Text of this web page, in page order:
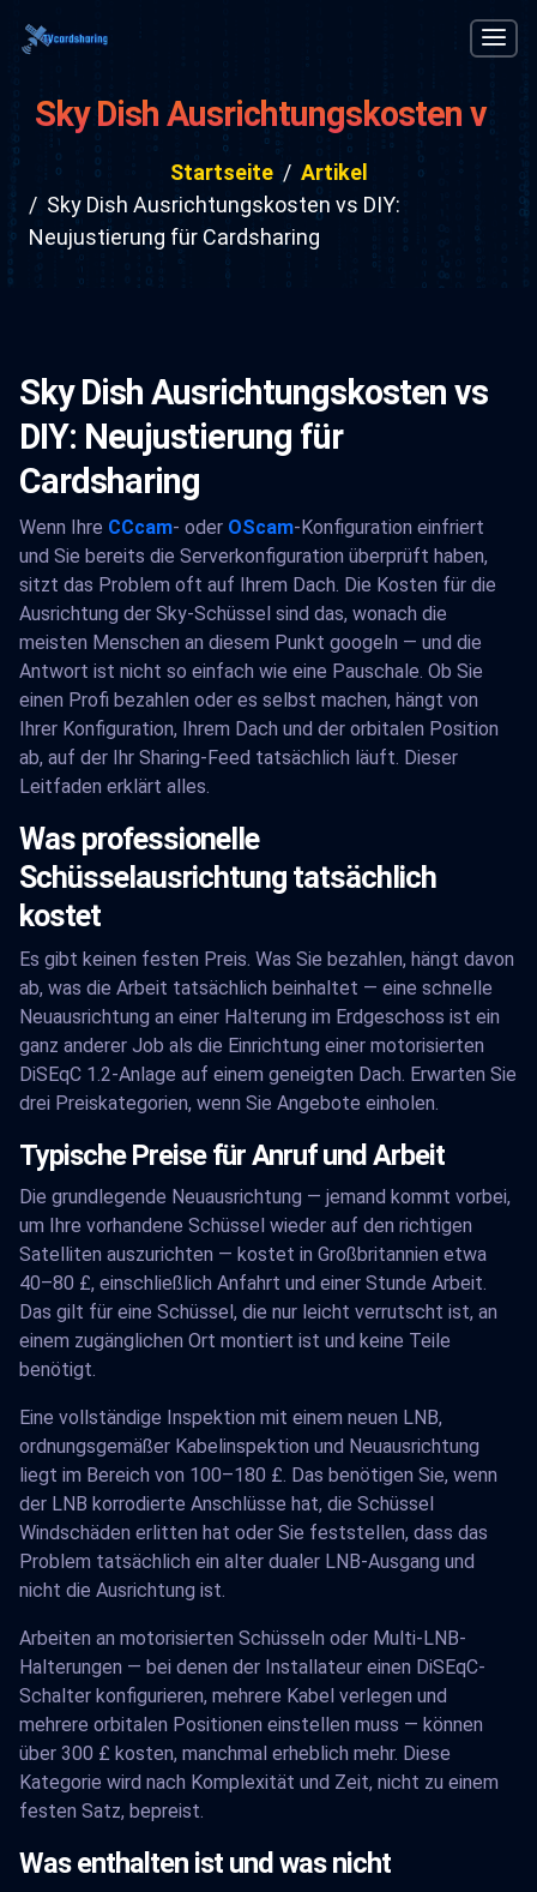
Sky Dish Ausrichtungskosten vs
DIY: Neujustierung für
Cardsharing
Startseite
Artikel
Sky Dish Ausrichtungskosten vs DIY:
Neujustierung für Cardsharing
Sky Dish Ausrichtungskosten vs
DIY: Neujustierung für
Cardsharing
Wenn Ihre CCcam- oder OScam-Konfiguration einfriert
und Sie bereits die Serverkonfiguration überprüft haben,
sitzt das Problem oft auf Ihrem Dach. Die Kosten für die
Ausrichtung der Sky-Schüssel sind das, wonach die
meisten Menschen an diesem Punkt googeln — und die
Antwort ist nicht so einfach wie eine Pauschale. Ob Sie
einen Profi bezahlen oder es selbst machen, hängt von
Ihrer Konfiguration, Ihrem Dach und der orbitalen Position
ab, auf der Ihr Sharing-Feed tatsächlich läuft. Dieser
Leitfaden erklärt alles.
Was professionelle
Schüsselausrichtung tatsächlich
kostet
Es gibt keinen festen Preis. Was Sie bezahlen, hängt davon
ab, was die Arbeit tatsächlich beinhaltet — eine schnelle
Neuausrichtung an einer Halterung im Erdgeschoss ist ein
ganz anderer Job als die Einrichtung einer motorisierten
DiSEqC 1.2-Anlage auf einem geneigten Dach. Erwarten Sie
drei Preiskategorien, wenn Sie Angebote einholen.
Typische Preise für Anruf und Arbeit
Die grundlegende Neuausrichtung — jemand kommt vorbei,
um Ihre vorhandene Schüssel wieder auf den richtigen
Satelliten auszurichten — kostet in Großbritannien etwa
40–80 £, einschließlich Anfahrt und einer Stunde Arbeit.
Das gilt für eine Schüssel, die nur leicht verrutscht ist, an
einem zugänglichen Ort montiert ist und keine Teile
benötigt.
Eine vollständige Inspektion mit einem neuen LNB,
ordnungsgemäßer Kabelinspektion und Neuausrichtung
liegt im Bereich von 100–180 £. Das benötigen Sie, wenn
der LNB korrodierte Anschlüsse hat, die Schüssel
Windschäden erlitten hat oder Sie feststellen, dass das
Problem tatsächlich ein alter dualer LNB-Ausgang und
nicht die Ausrichtung ist.
Arbeiten an motorisierten Schüsseln oder Multi-LNB-
Halterungen — bei denen der Installateur einen DiSEqC-
Schalter konfigurieren, mehrere Kabel verlegen und
mehrere orbitalen Positionen einstellen muss — können
über 300 £ kosten, manchmal erheblich mehr. Diese
Kategorie wird nach Komplexität und Zeit, nicht zu einem
festen Satz, bepreist.
Was enthalten ist und was nicht